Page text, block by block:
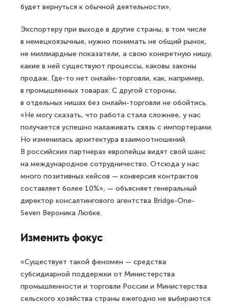
будет вернуться к обычной деятельности».
Экспортеру при выходе в другие страны, в том числе
в немецкоязычные, нужно понимать не общий рынок,
не миллиардные показатели, а свою конкретную нишу,
какие в ней существуют процессы, каковы законы
продаж. Где-то нет онлайн-торговли, как, например,
в промышленных товарах. С другой стороны,
в отдельных нишах без онлайн-торговли не обойтись.
«Не могу сказать, что работа стала сложнее, у нас
получается успешно налаживать связь с импортерами.
Но изменилась архитектура взаимоотношений.
В российских партнерах европейцы видят свой шанс
на международное сотрудничество. Отсюда у нас
много позитивных кейсов — конверсия контрактов
составляет более 10%», — объясняет генеральный
директор консалтингового агентства Bridge-One-
Seven Вероника Любке.
Изменить фокус
«Существует такой феномен — средства
субсидиарной поддержки от Министерства
промышленности и торговли России и Министерства
сельского хозяйства страны ежегодно не выбираются